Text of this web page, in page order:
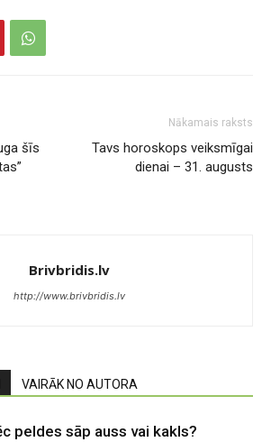
šīs
Nākamais raksts
Tavs horoskops veiksmīgai
dienai – 31. augusts
Brivbridis.lv
http://www.brivbridis.lv
VAIRĀK NO AUTORA
peldes sāp auss vai kakls?